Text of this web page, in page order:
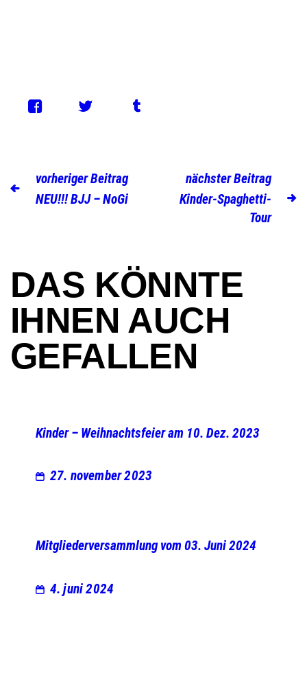
vorheriger Beitrag
NEU!!! BJJ – NoGi
nächster Beitrag
Kinder-Spaghetti-
Tour
DAS KÖNNTE
IHNEN AUCH
GEFALLEN
Kinder – Weihnachtsfeier am 10. Dez. 2023
27. november 2023
Mitgliederversammlung vom 03. Juni 2024
4. juni 2024